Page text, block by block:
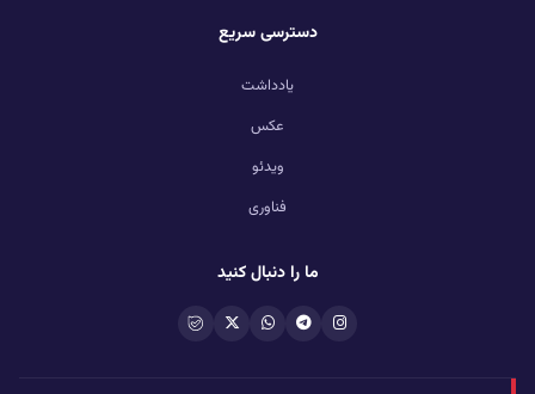
دسترسی سریع
یادداشت
عکس
ویدئو
فناوری
ما را دنبال کنید